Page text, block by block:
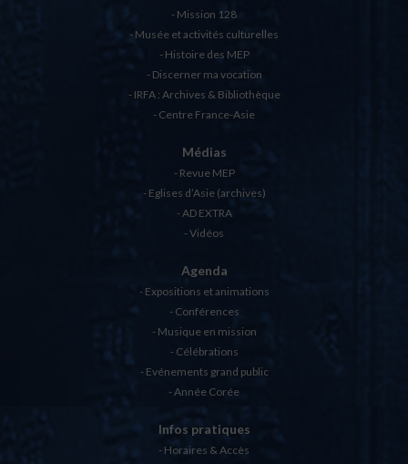
Mission 128
Musée et activités culturelles
Histoire des MEP
Discerner ma vocation
IRFA : Archives & Bibliothèque
Centre France-Asie
Médias
Revue MEP
Eglises d’Asie (archives)
AD EXTRA
Vidéos
Agenda
Expositions et animations
Conférences
Musique en mission
Célébrations
Evénements grand public
Année Corée
Infos pratiques
Horaires & Accès